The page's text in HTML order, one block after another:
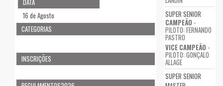
16 de Agosto
CATEGORIAS
INSCRIÇÕES
SUPER SENIOR
CAMPEÃO -
PILOTO: FERNANDO
PASTRO
VICE CAMPEÃO -
PILOTO: GONÇALO
ALLAGE
SUPER SENIOR